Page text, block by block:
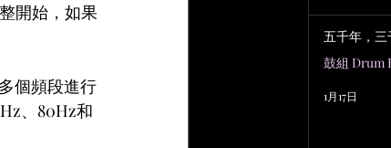
開始，如果
個頻段進行
、80Hz和
五千年，
鼓組 Drum
1月17日